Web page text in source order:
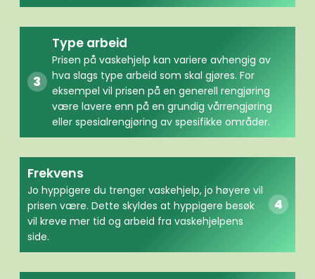
Type arbeid
Prisen på vaskehjelp kan variere avhengig av
hva slags type arbeid som skal gjøres. For
eksempel vil prisen på en generell rengjøring
være lavere enn på en grundig vårrengjøring
eller spesialrengjøring av spesifikke områder.
Frekvens
Jo hyppigere du trenger vaskehjelp, jo høyere vil
prisen være. Dette skyldes at hyppigere besøk
vil kreve mer tid og arbeid fra vaskehjelpens
side.